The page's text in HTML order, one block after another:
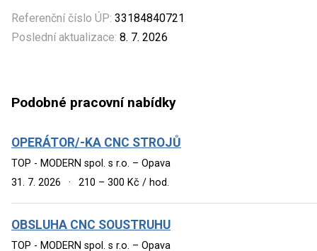
Referenční číslo ÚP: 33184840721
Poslední aktualizace: 8. 7. 2026
Podobné pracovní nabídky
OPERÁTOR/-KA CNC STROJŮ
TOP - MODERN spol. s r.o. – Opava
31. 7. 2026
· 210 – 300 Kč / hod.
OBSLUHA CNC SOUSTRUHU
TOP - MODERN spol. s r.o. – Opava